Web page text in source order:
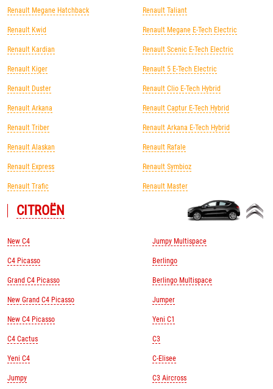
Renault Megane Hatchback
Renault Kwid
Renault Kardian
Renault Kiger
Renault Duster
Renault Arkana
Renault Triber
Renault Alaskan
Renault Express
Renault Trafic
Renault Taliant
Renault Megane E-Tech Electric
Renault Scenic E-Tech Electric
Renault 5 E-Tech Electric
Renault Clio E-Tech Hybrid
Renault Captur E-Tech Hybrid
Renault Arkana E-Tech Hybrid
Renault Rafale
Renault Symbioz
Renault Master
CITROЁN
New C4
C4 Picasso
Grand C4 Picasso
New Grand C4 Picasso
New C4 Picasso
C4 Cactus
Yeni C4
Jumpy
Jumpy Multispace
Berlingo
Berlingo Multispace
Jumper
Yeni C1
C3
C-Elisee
C3 Aircross